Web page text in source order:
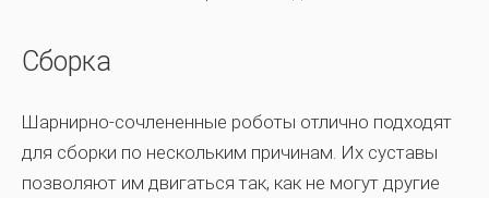
Сборка
Шарнирно-сочлененные роботы отлично подходят
для сборки по нескольким причинам. Их суставы
позволяют им двигаться так, как не могут другие